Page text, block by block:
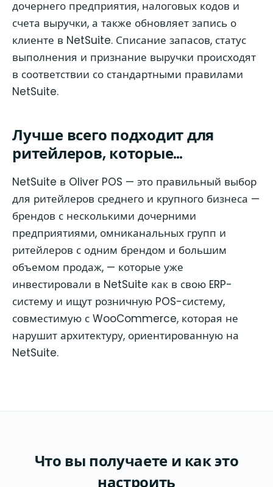
дочернего предприятия, налоговых кодов и
счета выручки, а также обновляет запись о
клиенте в NetSuite. Списание запасов, статус
выполнения и признание выручки происходят
в соответствии со стандартными правилами
NetSuite.
Лучше всего подходит для
ритейлеров, которые…
NetSuite в Oliver POS — это правильный выбор
для ритейлеров среднего и крупного бизнеса —
брендов с несколькими дочерними
предприятиями, омниканальных групп и
ритейлеров с одним брендом и большим
объемом продаж, — которые уже
инвестировали в NetSuite как в свою ERP-
систему и ищут розничную POS-систему,
совместимую с WooCommerce, которая не
нарушит архитектуру, ориентированную на
NetSuite.
Что вы получаете и как это
настроить